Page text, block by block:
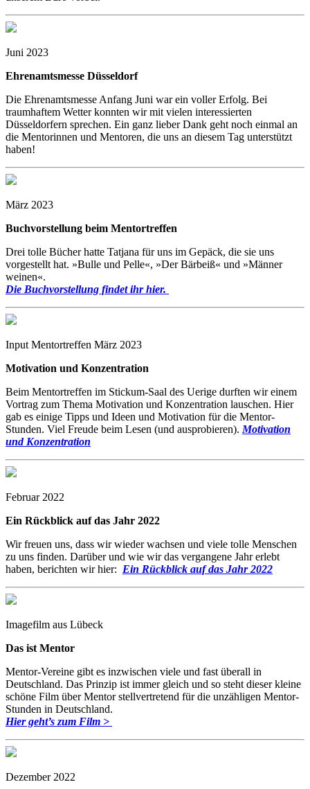
Juni 2023
Ehrenamtsmesse Düsseldorf
Die Ehrenamtsmesse Anfang Juni war ein voller Erfolg. Bei
traumhaftem Wetter konnten wir mit vielen interessierten
Düsseldorfern sprechen. Ein ganz lieber Dank geht noch einmal an
die Mentorinnen und Mentoren, die uns an diesem Tag unterstützt
haben!
März 2023
Buchvorstellung beim Mentortreffen
Drei tolle Bücher hatte Tatjana für uns im Gepäck, die sie uns
vorgestellt hat. »Bulle und Pelle«, »Der Bärbeiß« und »Männer
weinen«.
Die Buchvorstellung findet ihr hier.
Input Mentortreffen März 2023
Motivation und Konzentration
Beim Mentortreffen im Stickum-Saal des Uerige durften wir einem
Vortrag zum Thema Motivation und Konzentration lauschen. Hier
gab es einige Tipps und Ideen und Motivation für die Mentor-
Stunden. Viel Freude beim Lesen (und ausprobieren). Motivation
und Konzentration
Februar 2022
Ein Rückblick auf das Jahr 2022
Wir freuen uns, dass wir wieder wachsen und viele tolle Menschen
zu uns finden. Darüber und wie wir das vergangene Jahr erlebt
haben, berichten wir hier: Ein Rückblick auf das Jahr 2022
Imagefilm aus Lübeck
Das ist Mentor
Mentor-Vereine gibt es inzwischen viele und fast überall in
Deutschland. Das Prinzip ist immer gleich und so steht dieser kleine
schöne Film über Mentor stellvertretend für die unzähligen Mentor-
Stunden in Deutschland.
Hier geht’s zum Film >
Dezember 2022